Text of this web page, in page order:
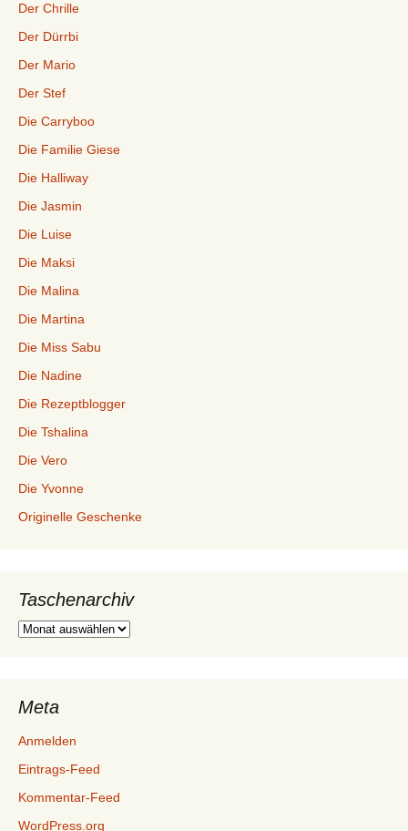
Der Chrille
Der Dürrbi
Der Mario
Der Stef
Die Carryboo
Die Familie Giese
Die Halliway
Die Jasmin
Die Luise
Die Maksi
Die Malina
Die Martina
Die Miss Sabu
Die Nadine
Die Rezeptblogger
Die Tshalina
Die Vero
Die Yvonne
Originelle Geschenke
Taschenarchiv
Taschenarchiv
Meta
Anmelden
Eintrags-Feed
Kommentar-Feed
WordPress.org